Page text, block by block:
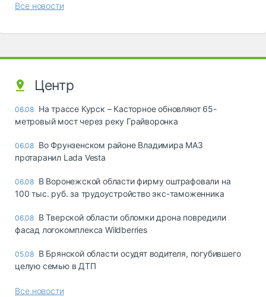
Все новости
Центр
06.08 На трассе Курск – Касторное обновляют 65-
метровый мост через реку Грайворонка
06.08 Во Фрунзенском районе Владимира МАЗ
протаранил Lada Vesta
06.08 В Воронежской области фирму оштрафовали на
100 тыс. руб. за трудоустройство экс-таможенника
06.08 В Тверской области обломки дрона повредили
фасад логокомплекса Wildberries
05.08 В Брянской области осудят водителя, погубившего
целую семью в ДТП
Все новости